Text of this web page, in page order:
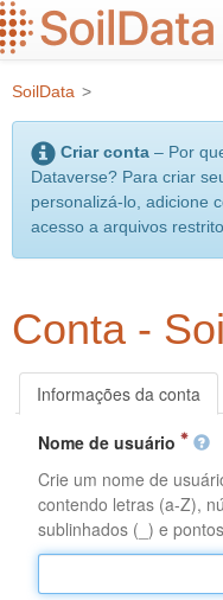
Ir
para
conteúdo
principal
SoilData >
Criar conta – Por
Dataverse? Para criar
personalizá-lo, adicione
acesso a arquivos
Conta -
Informações da conta
Nome de usuário
Crie um nome de
contendo letras (a-Z),
sublinhados (_) e